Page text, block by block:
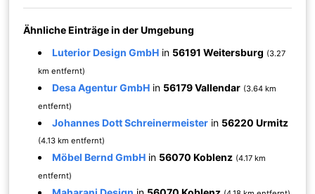
Ähnliche Einträge in der Umgebung
Luterior Design GmbH in 56191 Weitersburg (3.27
km entfernt)
Desa Agentur GmbH in 56179 Vallendar (3.64 km
entfernt)
Johannes Dott Schreinermeister in 56220 Urmitz
(4.13 km entfernt)
Möbel Bernd GmbH in 56070 Koblenz (4.17 km
entfernt)